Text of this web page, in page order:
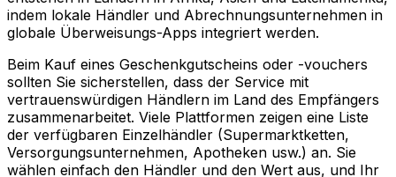
indem lokale Händler und Abrechnungsunternehmen in
globale Überweisungs-Apps integriert werden.
Beim Kauf eines Geschenkgutscheins oder -vouchers
sollten Sie sicherstellen, dass der Service mit
vertrauenswürdigen Händlern im Land des Empfängers
zusammenarbeitet. Viele Plattformen zeigen eine Liste
der verfügbaren Einzelhändler (Supermarktketten,
Versorgungsunternehmen, Apotheken usw.) an. Sie
wählen einfach den Händler und den Wert aus, und Ihr